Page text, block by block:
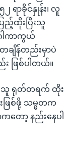
ရာခိုင်နှုန်း၊ လူ
ပြည့်ထိုးပြီးသူ
ဂါကာကွယ်
တချိန်တည်းမှာပဲ
ဖြစ်ပါတယ်။
သူ ရုတ်တရက် ထိုး
ဖြစ်ဖို့ သမ္မတက
ော့ နည်းနေပါ